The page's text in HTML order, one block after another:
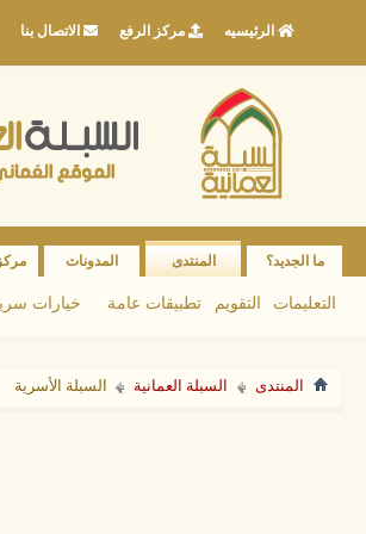
الرئيسيه مركز الرفع الاتصال بنا
ما الجديد؟ المنتدى
التعليمات التقويم تطبيقات عامة خيارات
المدونات
المنتدى السبلة العمانية السبلة الأسرية